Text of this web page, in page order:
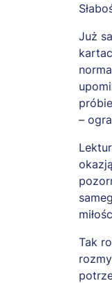
Już
–
Tak